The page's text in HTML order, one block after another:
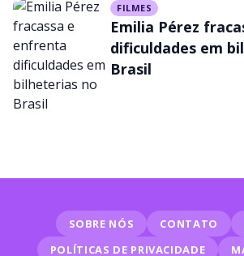
FILMES
Emilia Pérez
dificuldades em
Brasil
SOBRE NÓS CONTATO
POLÍTICAS DE PRIVACIDADE